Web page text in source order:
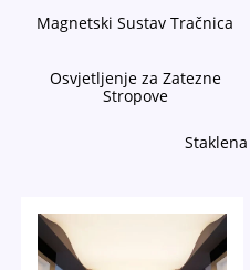
Magnetski Sustav Tračnica
Osvjetljenje za Zatezne
Stropove